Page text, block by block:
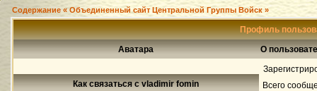
Содержание « Объединенный сайт Центральной Группы Войск »
Профиль
Аватара
О
Всего
Как связаться с vladimir fomin